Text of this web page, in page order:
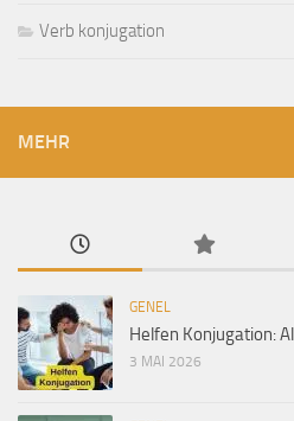
Verb konjugation
MEHR
GENEL
Helfen Konjugation:
3 MAI 2026